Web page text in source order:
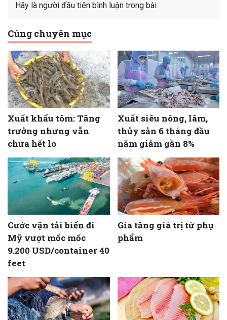
Hãy là người đầu tiên bình luận trong bài
Cùng chuyên mục
Xuất khẩu tôm: Tăng
trưởng nhưng vẫn
chưa hết lo
Xuất siêu nông, lâm,
thủy sản 6 tháng đầu
năm giảm gần 8%
Cước vận tải biển đi
Mỹ vượt mốc mốc
9.200 USD/container 40
feet
Gia tăng giá trị từ phụ
phẩm